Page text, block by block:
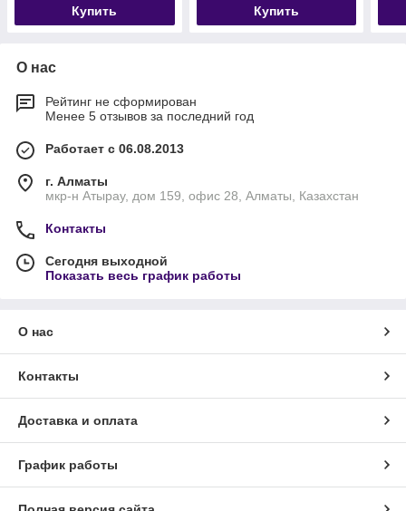
Купить Купить
О нас
Рейтинг не сформирован
Менее 5 отзывов за последний год
Работает с 06.08.2013
г. Алматы
мкр-н Атырау, дом 159, офис 28, Алматы, Казахстан
Контакты
Сегодня выходной
Показать весь график работы
О нас
Контакты
Доставка и оплата
График работы